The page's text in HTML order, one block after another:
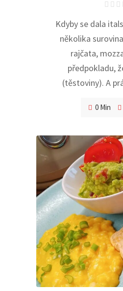
Kdyby se dala
několika
rajčata,
předpokladu,
(těstoviny). A
0 Min